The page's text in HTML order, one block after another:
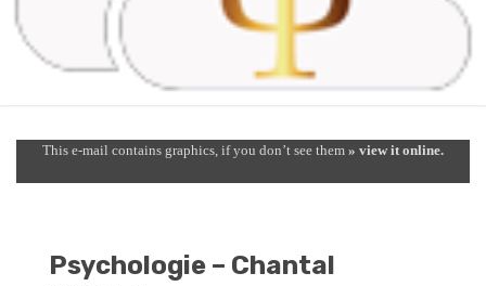
This e-mail contains graphics, if you don’t see them » view it online.
Psychologie – Chantal